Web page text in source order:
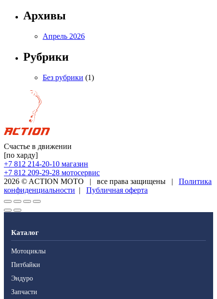
Архивы
Апрель 2026
Рубрики
Без рубрики (1)
Счастье в движении
[по харду]
+7 812 214-20-10 магазин
+7 812 209-29-28 мотосервис
2026 © ACTION MOTO | все права защищены |
Политика
конфиденциальности | Публичная оферта
Каталог
Мотоциклы
Питбайки
Эндуро
Запчасти